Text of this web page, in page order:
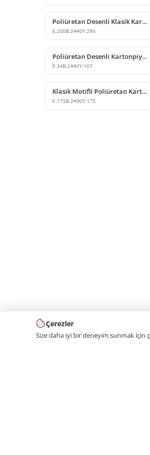
Poliüretan Desenli Klasik Kartonpiyer Modeli
E:200B:2440Y:295
Poliüretan Desenli Kartonpiyer Tavan Dekoru Modeli
E:34B:2440Y:107
Klasik Motifli Poliüretan Kartonpiyer Modeli
E:175B:2400Y:175
Çerezler
Size daha iyi bir deneyim sunmak için